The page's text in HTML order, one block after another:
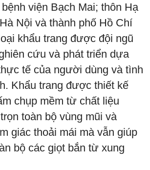
viện Bạch Mai; thôn Hạ
Nội và thành phố Hồ Chí
khẩu trang được đội ngũ
cứu và phát triển dựa
tế của người dùng và tình
Khẩu trang được thiết kế
chụp mềm từ chất liệu
toàn bộ vùng mũi và
giác thoải mái mà vẫn giúp
bộ các giọt bắn từ xung